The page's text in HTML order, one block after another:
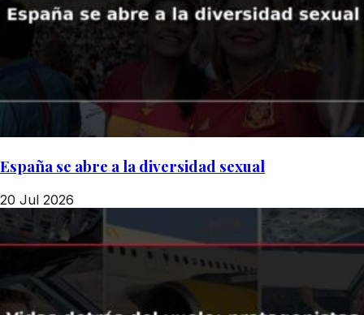
España se abre a la diversidad sexual
20 Jul 2026